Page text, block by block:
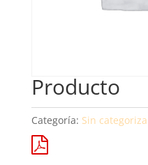
Producto
Categoría: Sin